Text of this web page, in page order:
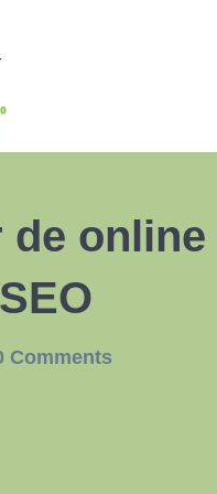
de
Comments